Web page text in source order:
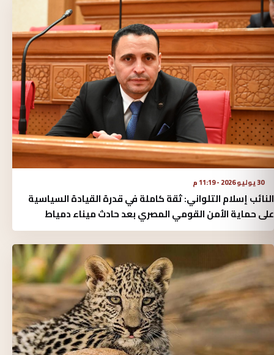
30 يوليو 2026 - 11:19 م
النائب إسلام التلواني: ثقة كاملة في قدرة القيادة السياسية
على حماية الأمن القومي المصري بعد حادث ميناء دمياط